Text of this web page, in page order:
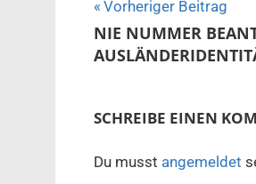
Vorheriger Beitrag
NIE NUMMER
SCHREIBE EINEN
Du musst angemeldet